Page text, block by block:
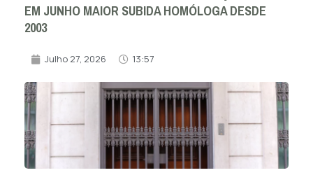
EM JUNHO MAIOR SUBIDA HOMÓLOGA DESDE
2003
Julho 27, 2026 13:57